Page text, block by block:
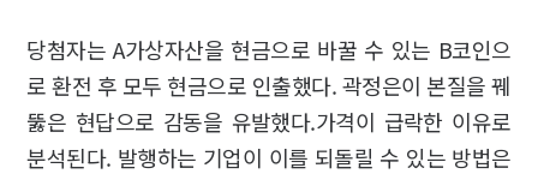
당첨자는 A가상자산을 현금으로 바꿀 수 있는 B코인으
로 환전 후 모두 현금으로 인출했다. 곽정은이 본질을 꿰
뚫은 현답으로 감동을 유발했다.가격이 급락한 이유로
분석된다. 발행하는 기업이 이를 되돌릴 수 있는 방법은